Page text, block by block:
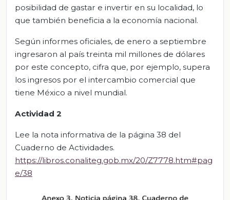
posibilidad de gastar e invertir en su localidad, lo
que también beneficia a la economía nacional.
Según informes oficiales, de enero a septiembre
ingresaron al país treinta mil millones de dólares
por este concepto, cifra que, por ejemplo, supera
los ingresos por el intercambio comercial que
tiene México a nivel mundial.
Actividad 2
Lee la nota informativa de la página 38 del
Cuaderno de Actividades.
https://libros.conaliteg.gob.mx/20/Z7778.htm#pag
e/38